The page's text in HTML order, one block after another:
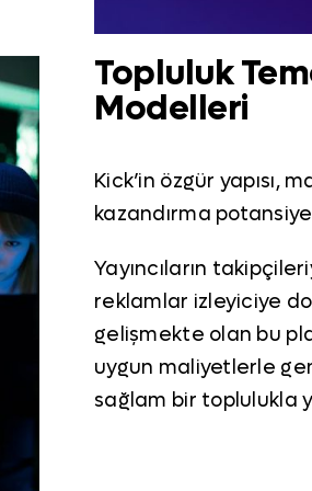
Topluluk
Modelleri
Kick’in özgür yapısı,
kazandırma
Yayıncıların
reklamlar izleyiciye
gelişmekte olan bu
uygun maliyetlerle
sağlam bir toplulukla